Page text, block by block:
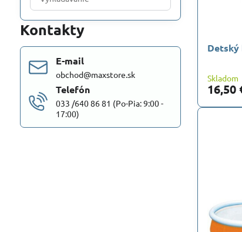
Detský
Skladom
16,50
výsledky
filtra
fulltextom
Kontakty
E-mail
obchod@maxstore.sk
Telefón
033 /640 86 81 (Po-Pia: 9:00 -
17:00)